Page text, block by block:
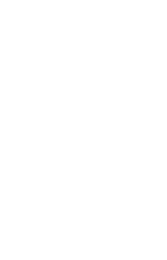
ジェクトで、
セクションを見
ェクトで、
セクションを見